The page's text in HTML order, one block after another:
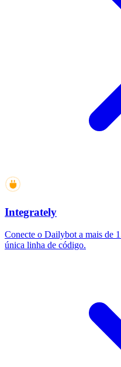
Integrately
Conecte o Dailybot a mais de
única linha de código.